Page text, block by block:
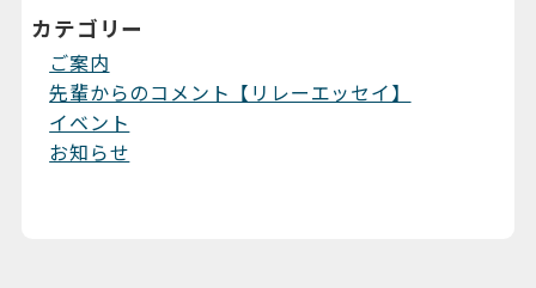
カテゴリー
ご案内
先輩からのコメント【リレーエッセイ】
イベント
お知らせ